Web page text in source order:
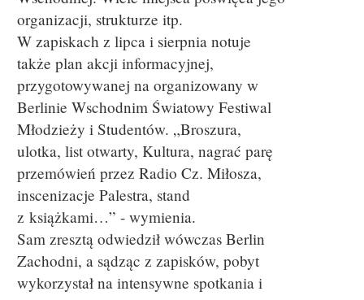
organizacji, strukturze itp.
W zapiskach z lipca i sierpnia notuje
także plan akcji informacyjnej,
przygotowywanej na organizowany w
Berlinie Wschodnim Światowy Festiwal
Młodzieży i Studentów. „Broszura,
ulotka, list otwarty, Kultura, nagrać parę
przemówień przez Radio Cz. Miłosza,
inscenizacje Palestra, stand
z książkami…” - wymienia.
Sam zresztą odwiedził wówczas Berlin
Zachodni, a sądząc z zapisków, pobyt
wykorzystał na intensywne spotkania i